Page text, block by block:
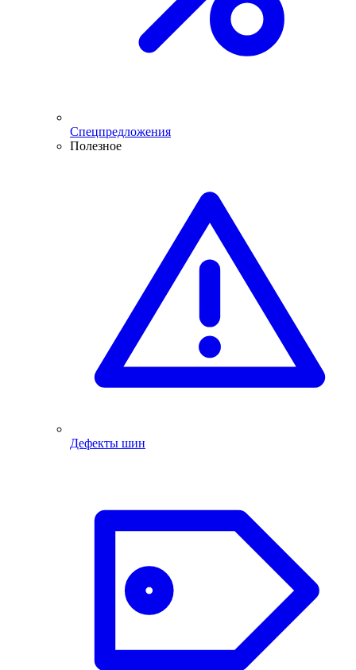
Спецпредложения
Полезное
Дефекты шин